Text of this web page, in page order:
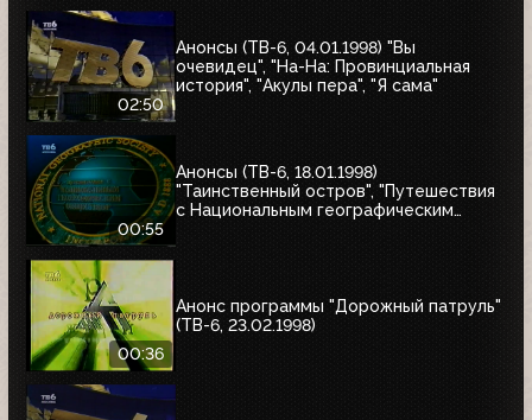
02:50
Анонсы (ТВ-6, 04.01.1998) "Вы
очевидец", "На-На: Провинциальная
история", "Акулы пера", "Я сама"
00:55
Анонсы (ТВ-6, 18.01.1998)
"Таинственный остров", "Путешествия
с Национальным географическим
00:36
Анонс программы "Дорожный патруль"
(ТВ-6, 23.02.1998)